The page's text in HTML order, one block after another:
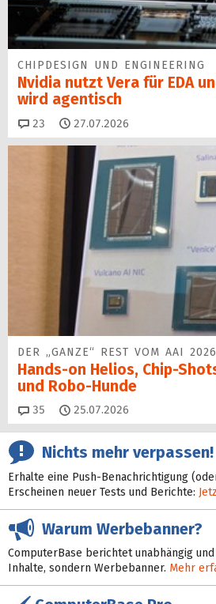
CHIPDESIGN UND ENGINEERING
Nvidia nutzt Vera für EDA
wird agentisch
23 Kommentare
27.07.2026
DER „GANZE“ REST VOM AAI 2026
Hands-on Helios, Chip-
und Robo-Hunde
35 Kommentare
25.07.2026
Nichts mehr verpassen!
Erhalte eine Push-Benachrichtigung
Erscheinen neuer Tests und Berichte:
Warum Werbebanner?
ComputerBase berichtet unabhängig
Inhalte, sondern Werbebanner. Mehr